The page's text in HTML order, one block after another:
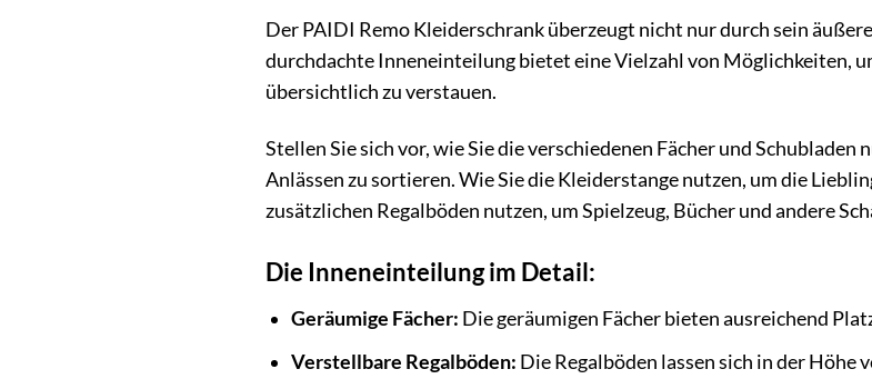
Der PAIDI Remo Kleiderschrank überzeugt nicht nur durch sein
durchdachte Inneneinteilung bietet eine Vielzahl von Möglichkeiten,
übersichtlich zu verstauen.
Stellen Sie sich vor, wie Sie die verschiedenen Fächer und
Anlässen zu sortieren. Wie Sie die Kleiderstange nutzen, um die
zusätzlichen Regalböden nutzen, um Spielzeug, Bücher und andere
Die Inneneinteilung im Detail:
Geräumige Fächer: Die geräumigen Fächer bieten ausreichend
Verstellbare Regalböden: Die Regalböden lassen sich in der Höhe